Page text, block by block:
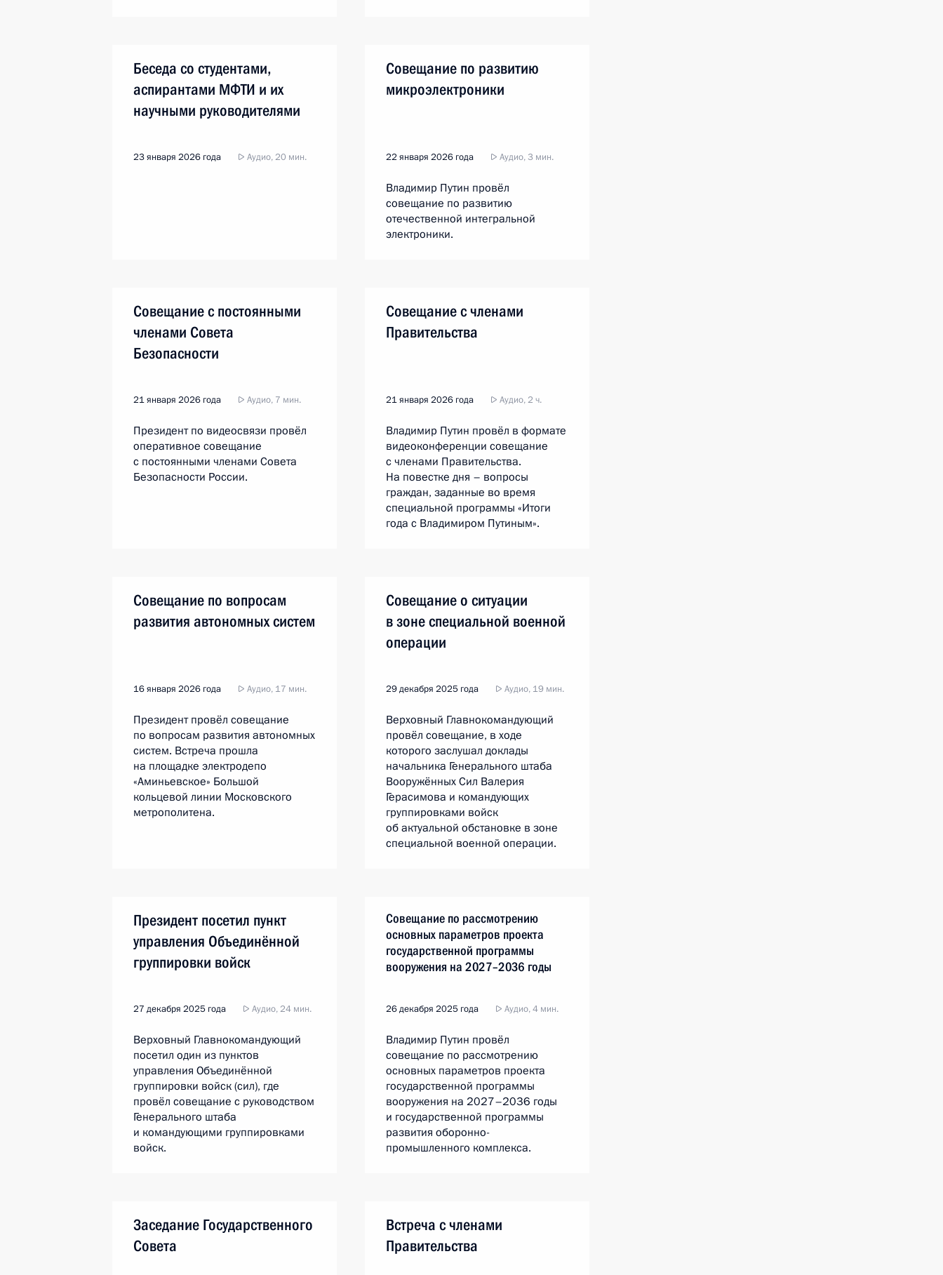
Беседа со студентами,
аспирантами МФТИ и их
научными руководителями
23 января 2026 года Аудио, 20 мин.
Совещание по развитию
микроэлектроники
22 января 2026 года Аудио, 3 мин.
Владимир Путин провёл
совещание по развитию
отечественной интегральной
электроники.
Совещание с постоянными
членами Совета
Безопасности
21 января 2026 года Аудио, 7 мин.
Президент по видеосвязи провёл
оперативное совещание
с постоянными членами Совета
Безопасности России.
Совещание с членами
Правительства
21 января 2026 года Аудио, 2 ч.
Владимир Путин провёл в формате
видеоконференции совещание
с членами Правительства.
На повестке дня – вопросы
граждан, заданные во время
специальной программы «Итоги
года с Владимиром Путиным».
Совещание по вопросам
развития автономных систем
16 января 2026 года Аудио, 17 мин.
Президент провёл совещание
по вопросам развития автономных
систем. Встреча прошла
на площадке электродепо
«Аминьевское» Большой
кольцевой линии Московского
метрополитена.
Совещание о ситуации
в зоне специальной военной
операции
29 декабря 2025 года Аудио, 19 мин.
Верховный Главнокомандующий
провёл совещание, в ходе
которого заслушал доклады
начальника Генерального штаба
Вооружённых Сил Валерия
Герасимова и командующих
группировками войск
об актуальной обстановке в зоне
специальной военной операции.
Президент посетил пункт
управления Объединённой
группировки войск
27 декабря 2025 года Аудио, 24 мин.
Верховный Главнокомандующий
посетил один из пунктов
управления Объединённой
группировки войск (сил), где
провёл совещание с руководством
Генерального штаба
и командующими группировками
войск.
Совещание по рассмотрению
основных параметров проекта
государственной программы
вооружения на 2027–2036 годы
26 декабря 2025 года Аудио, 4 мин.
Владимир Путин провёл
совещание по рассмотрению
основных параметров проекта
государственной программы
вооружения на 2027–2036 годы
и государственной программы
развития оборонно-
промышленного комплекса.
Заседание Государственного
Совета
Встреча с членами
Правительства